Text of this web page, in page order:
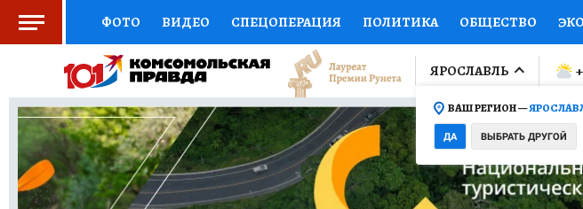
ФОТО ВИДЕО СПЕЦОПЕРАЦИЯ ПОЛИТИКА ОБЩЕСТВО
СОЦПОДДЕРЖКА НАУКА СПОРТ КОЛУМНИСТЫ
ВЫБОР ЭКСПЕРТОВ ДОКТОР ФИНАНСЫ ОТКРЫВАЕМ МИР Я
КНИЖНАЯ ПОЛКА ПРОГНОЗЫ НА СПОРТ ПРОМОКОДЫ СЕРИАЛЫ
ПРЕСС-ЦЕНТР НЕДВИЖИМОСТЬ ТЕЛЕВИЗОР КОЛЛЕКЦИИ
ЯРОСЛАВЛЬ
ВАШ РЕГИОН —
ДА ВЫБРАТЬ ДРУГОЙ